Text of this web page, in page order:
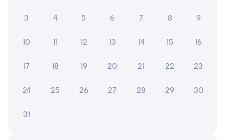
Выбор любимых мест на схемах вагонов
покупке
СМС-сопровождение до посадки в поезд
Частые вопросы
3 4 5 6 7 8 9
10 11 12 13 14 15 16
17 18 19 20 21 22 23
24 25 26 27 28 29 30
31